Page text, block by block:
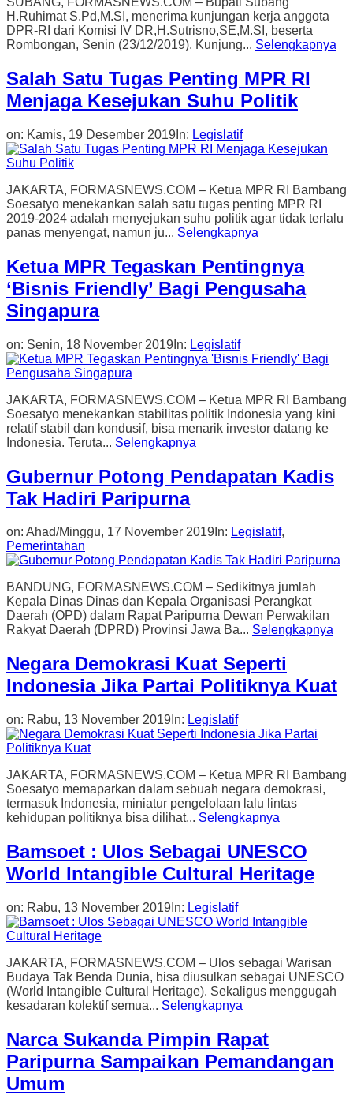
H.Ruhimat S.Pd,M.SI, menerima kunjungan kerja anggota
DPR-RI dari Komisi IV DR,H.Sutrisno,SE,M.SI, beserta
Rombongan, Senin (23/12/2019). Kunjung... Selengkapnya
Salah Satu Tugas Penting MPR RI
Menjaga Kesejukan Suhu Politik
on: Kamis, 19 Desember 2019 In: Legislatif
JAKARTA, FORMASNEWS.COM – Ketua MPR RI Bambang
Soesatyo menekankan salah satu tugas penting MPR RI
2019-2024 adalah menyejukan suhu politik agar tidak terlalu
panas menyengat, namun ju... Selengkapnya
Ketua MPR Tegaskan Pentingnya
‘Bisnis Friendly’ Bagi Pengusaha
Singapura
on: Senin, 18 November 2019 In: Legislatif
JAKARTA, FORMASNEWS.COM – Ketua MPR RI Bambang
Soesatyo menekankan stabilitas politik Indonesia yang kini
relatif stabil dan kondusif, bisa menarik investor datang ke
Indonesia. Teruta... Selengkapnya
Gubernur Potong Pendapatan Kadis
Tak Hadiri Paripurna
on: Ahad/Minggu, 17 November 2019 In: Legislatif,
Pemerintahan
BANDUNG, FORMASNEWS.COM – Sedikitnya jumlah
Kepala Dinas Dinas dan Kepala Organisasi Perangkat
Daerah (OPD) dalam Rapat Paripurna Dewan Perwakilan
Rakyat Daerah (DPRD) Provinsi Jawa Ba... Selengkapnya
Negara Demokrasi Kuat Seperti
Indonesia Jika Partai Politiknya Kuat
on: Rabu, 13 November 2019 In: Legislatif
JAKARTA, FORMASNEWS.COM – Ketua MPR RI Bambang
Soesatyo memaparkan dalam sebuah negara demokrasi,
termasuk Indonesia, miniatur pengelolaan lalu lintas
kehidupan politiknya bisa dilihat... Selengkapnya
Bamsoet : Ulos Sebagai UNESCO
World Intangible Cultural Heritage
on: Rabu, 13 November 2019 In: Legislatif
JAKARTA, FORMASNEWS.COM – Ulos sebagai Warisan
Budaya Tak Benda Dunia, bisa diusulkan sebagai UNESCO
(World Intangible Cultural Heritage). Sekaligus menggugah
kesadaran kolektif semua... Selengkapnya
Narca Sukanda Pimpin Rapat
Paripurna Sampaikan Pemandangan
Umum